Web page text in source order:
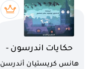
اسم الكتاب
حكايات اندرسون -
البجع البري
كاتب
هانس كريستيان أندرسن